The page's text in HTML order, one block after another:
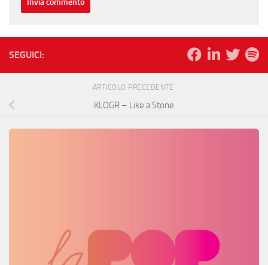
SEGUICI:
ARTICOLO PRECEDENTE
KLOGR – Like a Stone